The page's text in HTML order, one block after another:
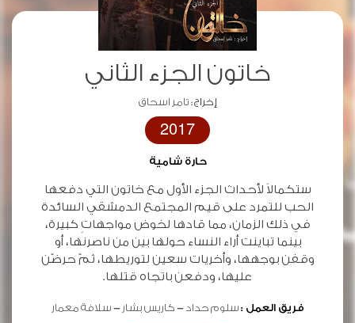
خاتون الجزء الثاني
إخراج :تامر اسحاق
2017
حارة شامية
ستكمالاً لأحداث الجزء الأول مع خاتون التي دفعها
الحب للتمرد على قيم المجتمع الدمشقي السائدة
في ذلك الزمان، مما قادها لخوض مواجهاتٍ كبيرة،
بينما تباينت أراء النساء حولها بين من ناصرنها، أو
وقفن بوجهها، وأخريات سعين لتوريطها، ثمّ حرضّن
عليها، ودفعن باتجاه قتلها.
فريق العمل :سلوم حداد كاريس بشار سلافة معمار